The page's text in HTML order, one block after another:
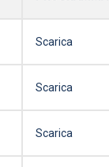
Scarica
Scarica
Scarica